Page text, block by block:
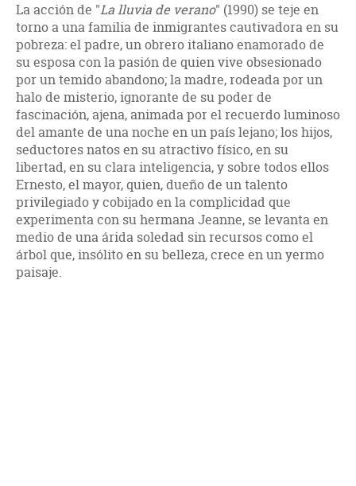
La acción de "La lluvia de verano" (1990) se teje en
torno a una familia de inmigrantes cautivadora en su
pobreza: el padre, un obrero italiano enamorado de
su esposa con la pasión de quien vive obsesionado
por un temido abandono; la madre, rodeada por un
halo de misterio, ignorante de su poder de
fascinación, ajena, animada por el recuerdo luminoso
del amante de una noche en un país lejano; los hijos,
seductores natos en su atractivo físico, en su
libertad, en su clara inteligencia, y sobre todos ellos
Ernesto, el mayor, quien, dueño de un talento
privilegiado y cobijado en la complicidad que
experimenta con su hermana Jeanne, se levanta en
medio de una árida soledad sin recursos como el
árbol que, insólito en su belleza, crece en un yermo
paisaje.